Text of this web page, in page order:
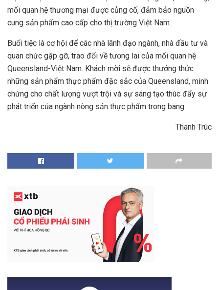
mối quan hệ thương mại được củng cố, đảm bảo nguồn
cung sản phẩm cao cấp cho thị trường Việt Nam.
Buổi tiệc là cơ hội để các nhà lãnh đạo ngành, nhà đầu tư và
quan chức gặp gỡ, trao đổi về tương lai của mối quan hệ
Queensland-Việt Nam. Khách mời sẽ được thưởng thức
những sản phẩm thực phẩm đặc sắc của Queensland, minh
chứng cho chất lượng vượt trội và sự sáng tạo thúc đẩy sự
phát triển của ngành nông sản thực phẩm trong bang.
Thanh Trúc